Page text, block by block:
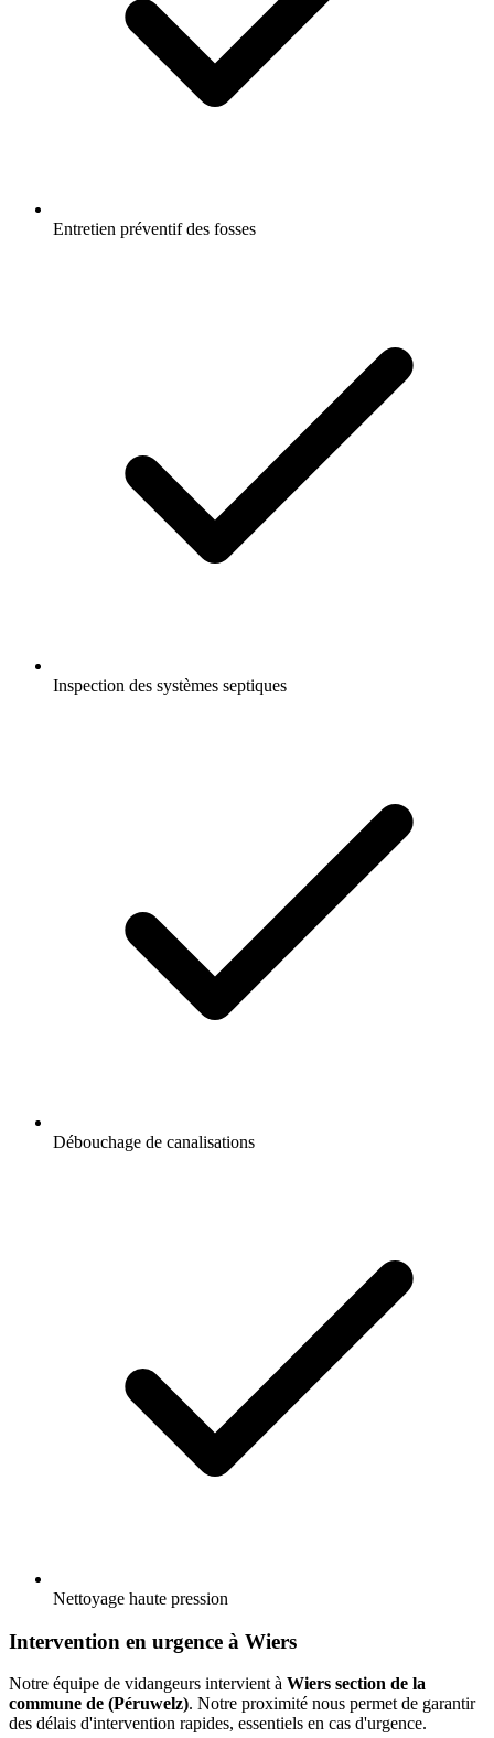
Entretien préventif des fosses
Inspection des systèmes septiques
Débouchage de canalisations
Nettoyage haute pression
Intervention en urgence à Wiers
Notre équipe de vidangeurs intervient à Wiers section de la
commune de (Péruwelz). Notre proximité nous permet de garantir
des délais d'intervention rapides, essentiels en cas d'urgence.